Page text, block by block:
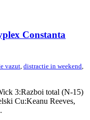
Constanta
vazut distractie in weekend
3:Razboi total (N-15)
Cu:Keanu Reeves,